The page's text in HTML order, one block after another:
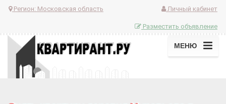
Регион: Московская область Личный кабинет
Разместить объявление
МЕНЮ